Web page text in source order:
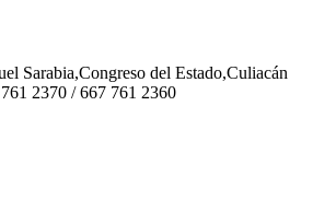
Sarabia,Congreso del Estado,Culiacán
2370 / 667 761 2360